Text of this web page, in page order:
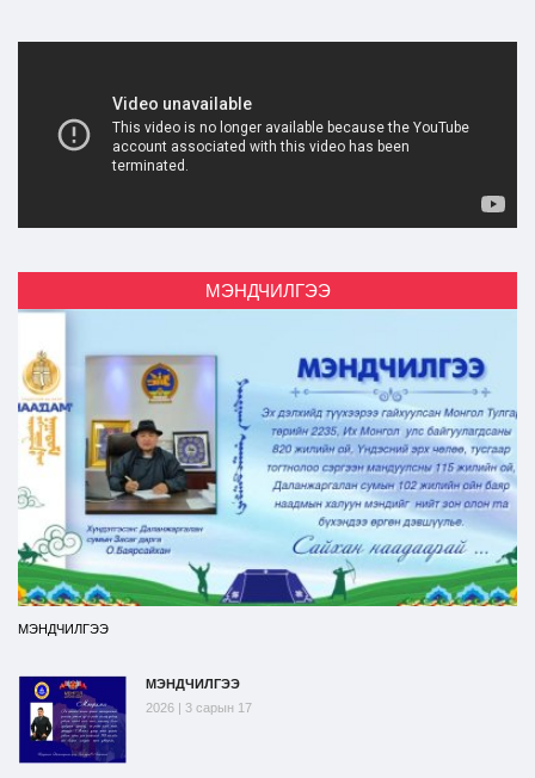
Бодлого төлөвлөлт
МЭНДЧИЛГЭЭ
МЭНДЧИЛГЭЭ
МЭНДЧИЛГЭЭ
2026 | 3 сарын 17